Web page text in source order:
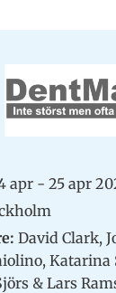
apr - 25 apr
David Clark,
Katarina
& Lars